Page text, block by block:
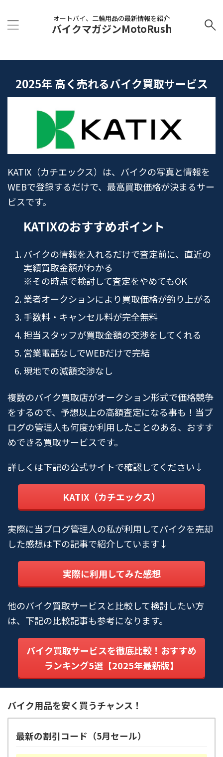
オートバイ、二輪用品の最新情報を紹介
バイクマガジンMotoRush
2025年 高く売れるバイク買取サービス
KATIX（カチエックス）は、バイクの写真と情報を
WEBで登録するだけで、最高買取価格が決まるサー
ビスです。
KATIXのおすすめポイント
バイクの情報を入れるだけで査定前に、直近の
実績買取金額がわかる
※その時点で検討して査定をやめてもOK
業者オークションにより買取価格が釣り上がる
手数料・キャンセル料が完全無料
担当スタッフが買取金額の交渉をしてくれる
営業電話なしでWEBだけで完結
現地での減額交渉なし
複数のバイク買取店がオークション形式で価格競争
をするので、予想以上の高額査定になる事も！当ブ
ログの管理人も何度か利用したことのある、おすす
めできる買取サービスです。
詳しくは下記の公式サイトで確認してください↓
KATIX（カチエックス）
実際に当ブログ管理人の私が利用してバイクを売却
した感想は下の記事で紹介しています↓
実際に利用してみた感想
他のバイク買取サービスと比較して検討したい方
は、下記の比較記事も参考になります。
バイク買取サービスを徹底比較！おすすめ
ランキング5選【2025年最新版】
バイク用品を安く買うチャンス！
最新の割引コード（5月セール）